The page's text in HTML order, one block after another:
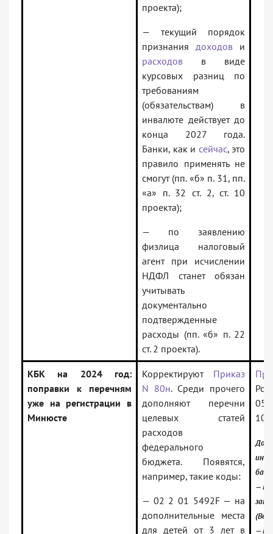
проекта);
— текущий порядок
признания доходов и
расходов в виде
курсовых разниц по
требованиям
(обязательствам) в
инвалюте действует до
конца 2027 года.
Банки, как и сейчас, это
правило применять не
смогут (пп. «б» п. 31, пп.
«а» п. 32 ст. 2, ст. 10
проекта);
— по заявлению
физлица налоговый
агент при исчислении
НДФЛ станет обязан
учитывать
документально
подтвержденные
расходы (пп. «б» п. 22
ст. 2 проекта).
КБК на 2024 год:
поправки к перечням
уже на регистрации в
Минюсте
Корректируют Приказ
N 80н. Среди прочего
дополняют перечни
целевых статей
расходов
федерального
бюджета. Появятся,
например, такие коды:
— 02 2 01 5492F — на
дополнительные места
для детей от 3 лет в
—
—